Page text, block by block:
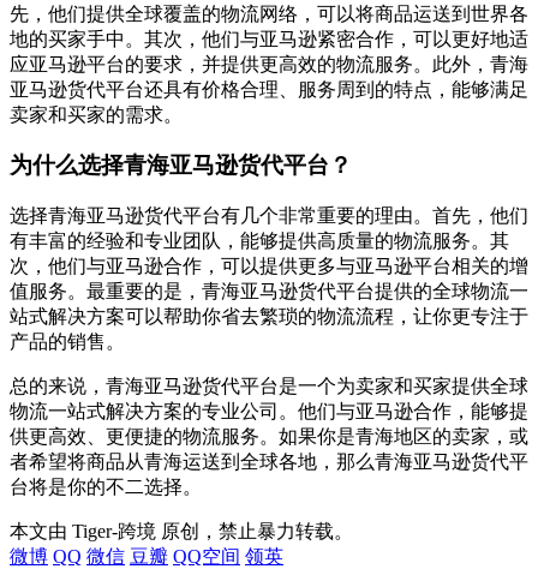
先，他们提供全球覆盖的物流网络，可以将商品运送到世界各
地的买家手中。其次，他们与亚马逊紧密合作，可以更好地适
应亚马逊平台的要求，并提供更高效的物流服务。此外，青海
亚马逊货代平台还具有价格合理、服务周到的特点，能够满足
卖家和买家的需求。
为什么选择青海亚马逊货代平台？
选择青海亚马逊货代平台有几个非常重要的理由。首先，他们
有丰富的经验和专业团队，能够提供高质量的物流服务。其
次，他们与亚马逊合作，可以提供更多与亚马逊平台相关的增
值服务。最重要的是，青海亚马逊货代平台提供的全球物流一
站式解决方案可以帮助你省去繁琐的物流流程，让你更专注于
产品的销售。
总的来说，青海亚马逊货代平台是一个为卖家和买家提供全球
物流一站式解决方案的专业公司。他们与亚马逊合作，能够提
供更高效、更便捷的物流服务。如果你是青海地区的卖家，或
者希望将商品从青海运送到全球各地，那么青海亚马逊货代平
台将是你的不二选择。
本文由 Tiger-跨境 原创，禁止暴力转载。
微博 QQ 微信 豆瓣 QQ空间 领英